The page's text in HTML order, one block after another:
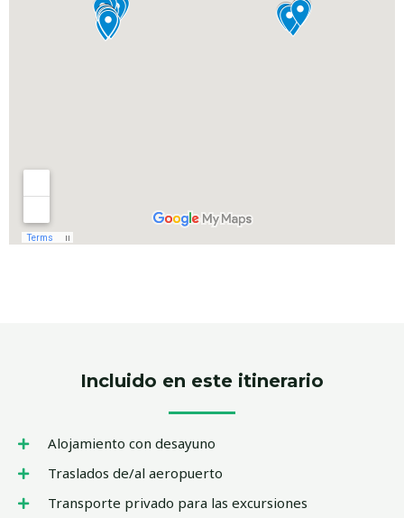
Incluido en este itinerario
Alojamiento con desayuno
Traslados de/al aeropuerto
Transporte privado para las excursiones